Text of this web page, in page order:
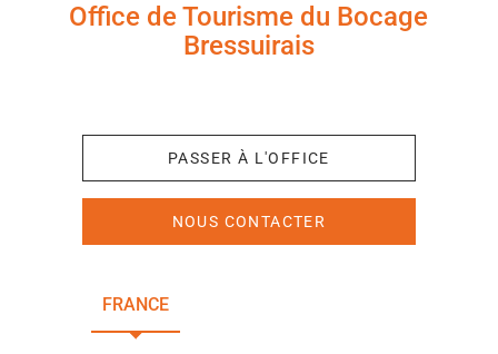
Office de Tourisme du Bocage
Bressuirais
PASSER À L'OFFICE
NOUS CONTACTER
FRANCE